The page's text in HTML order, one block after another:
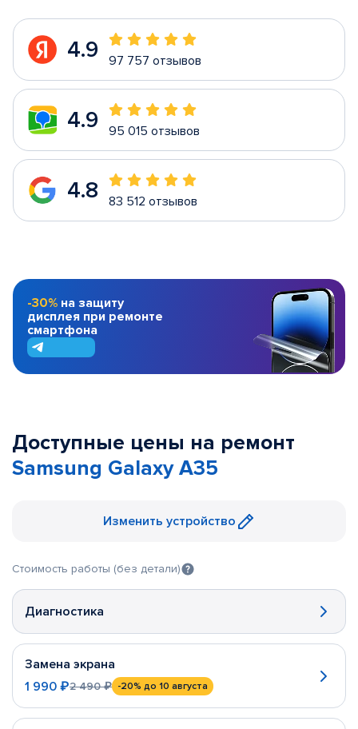
4.9 97 757 отзывов
4.9 95 015 отзывов
4.8 83 512 отзывов
-30% на защиту
дисплея при ремонте
смартфона
Доступные цены на ремонт
Samsung Galaxy A35
Изменить устройство
Стоимость работы (без детали)
Диагностика
Замена экрана
1 990 ₽2 490 ₽ -20% до 10 августа